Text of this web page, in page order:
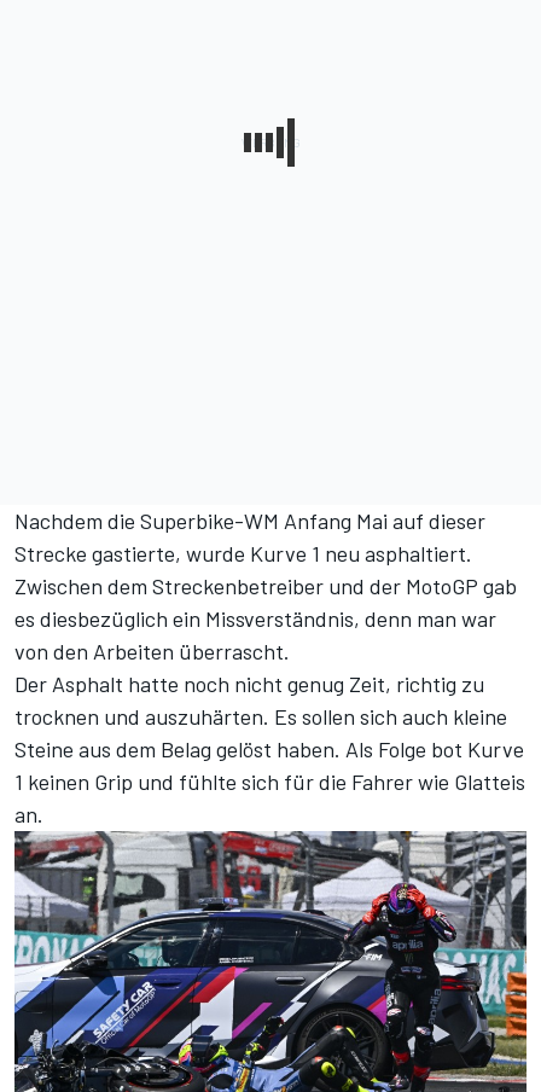
Nachdem die Superbike-WM Anfang Mai auf dieser
Strecke gastierte, wurde Kurve 1 neu asphaltiert.
Zwischen dem Streckenbetreiber und der MotoGP gab
es diesbezüglich ein Missverständnis, denn man war
von den Arbeiten überrascht.
Der Asphalt hatte noch nicht genug Zeit, richtig zu
trocknen und auszuhärten. Es sollen sich auch kleine
Steine aus dem Belag gelöst haben. Als Folge bot Kurve
1 keinen Grip und fühlte sich für die Fahrer wie Glatteis
an.